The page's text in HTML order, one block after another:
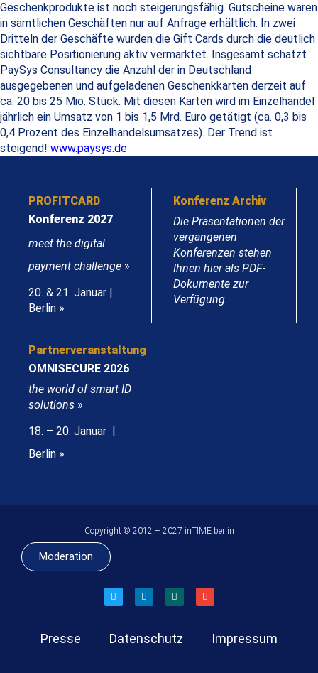
Geschenkprodukte ist noch steigerungsfähig. Gutscheine waren
in sämtlichen Geschäften nur auf Anfrage erhältlich. In zwei
Dritteln der Geschäfte wurden die Gift Cards durch die deutlich
sichtbare Positionierung aktiv vermarktet. Insgesamt schätzt
PaySys Consultancy die Anzahl der in Deutschland
ausgegebenen und aufgeladenen Geschenkkarten derzeit auf
ca. 20 bis 25 Mio. Stück. Mit diesen Karten wird im Einzelhandel
jährlich ein Umsatz von 1 bis 1,5 Mrd. Euro getätigt (ca. 0,3 bis
0,4 Prozent des Einzelhandelsumsatzes). Der Trend ist
steigend! www.paysys.de
PROFITCARD
Konferenz 2027
meet the digital
payment challenge »
20. & 21. Januar |
Berlin »
Konferenz Archiv
Die Präsentationen der
vergangenen
Konferenzen stehen
Ihnen hier als PDF-
Dokumente zur
Verfügung.
Partnerveranstaltung
OMNISECURE 2026
the world of smart ID
solutions »
18. – 20. Januar |
Berlin »
Copyright © 2012 – 2027 inTIME berlin
Moderation
Presse Datenschutz Impressum